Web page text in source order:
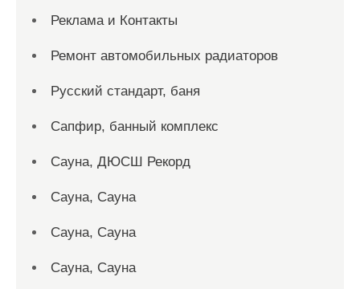
Реклама и Контакты
Ремонт автомобильных радиаторов
Русский стандарт, баня
Сапфир, банный комплекс
Сауна, ДЮСШ Рекорд
Сауна, Сауна
Сауна, Сауна
Сауна, Сауна